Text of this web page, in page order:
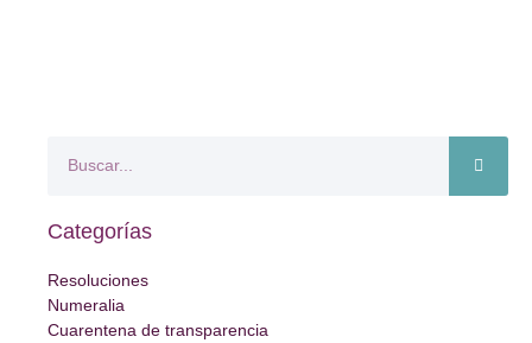
Categorías
Resoluciones
Numeralia
Cuarentena de transparencia